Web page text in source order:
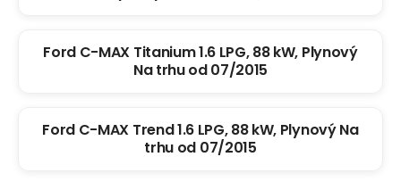
Ford C-MAX Titanium 1.6 LPG, 88 kW, Plynový
Na trhu od 07/2015
Ford C-MAX Trend 1.6 LPG, 88 kW, Plynový Na
trhu od 07/2015